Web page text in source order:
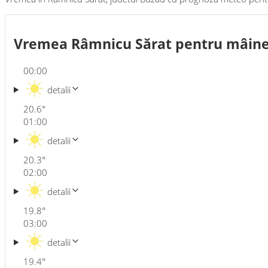
Vremea Râmnicu Sărat pentru
00:00
20.6°
detalii
01:00
20.3°
detalii
02:00
19.8°
detalii
03:00
19.4°
detalii